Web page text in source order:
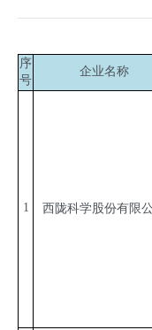
序
号
企业名称
1 西陇科学股份有限